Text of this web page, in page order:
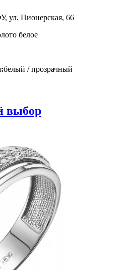
Пионерская, 66
белое
белый / прозрачный
выбор